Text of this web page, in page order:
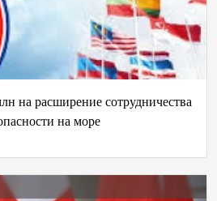
на расширение сотрудничества
на море